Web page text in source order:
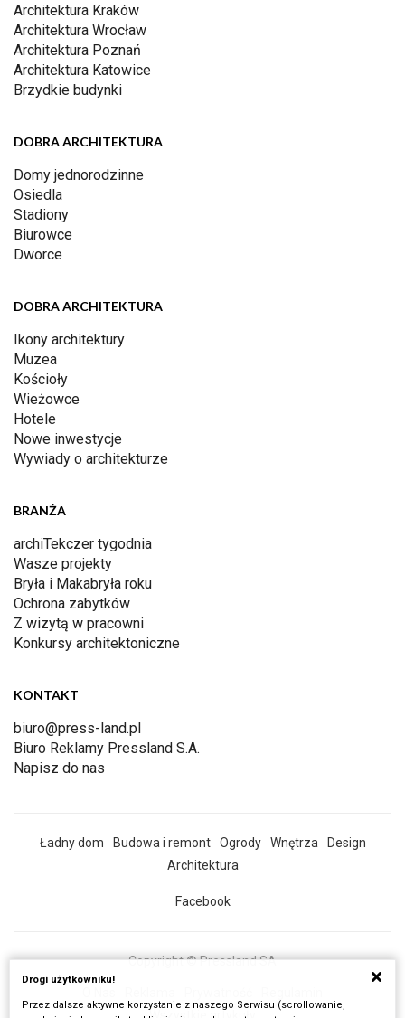
Architektura Kraków
Architektura Wrocław
Architektura Poznań
Architektura Katowice
Brzydkie budynki
DOBRA ARCHITEKTURA
Domy jednorodzinne
Osiedla
Stadiony
Biurowce
Dworce
DOBRA ARCHITEKTURA
Ikony architektury
Muzea
Kościoły
Wieżowce
Hotele
Nowe inwestycje
Wywiady o architekturze
BRANŻA
archiTekczer tygodnia
Wasze projekty
Bryła i Makabryła roku
Ochrona zabytków
Z wizytą w pracowni
Konkursy architektoniczne
KONTAKT
biuro@press-land.pl
Biuro Reklamy Pressland S.A.
Napisz do nas
Ładny dom Budowa i remont Ogrody Wnętrza
Design
Architektura
Facebook
Copyright © Pressland SA
Wszystkie artykuły
Drogi użytkowniku!
Przez dalsze aktywne korzystanie z naszego Serwisu (scrollowanie,